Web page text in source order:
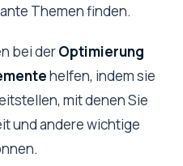
Themen finden.
bei derOptimierung
helfen, indem sie
mit denen Sie
und andere wichtige